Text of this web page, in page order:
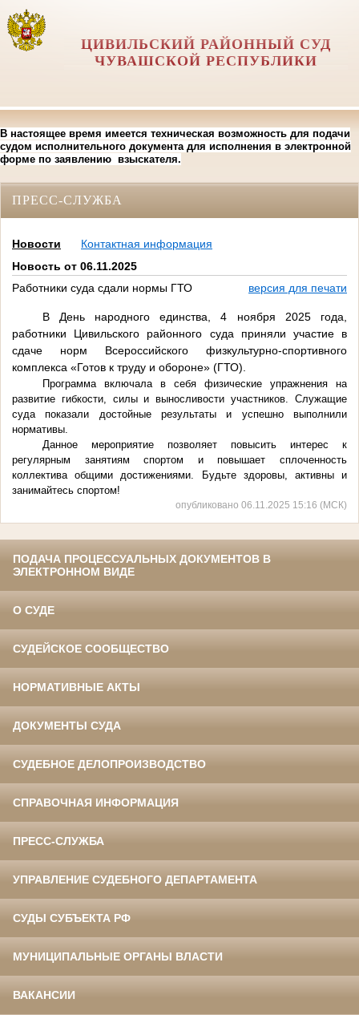
ЦИВИЛЬСКИЙ РАЙОННЫЙ СУД
ЧУВАШСКОЙ РЕСПУБЛИКИ
В настоящее время имеется техническая возможность для подачи
судом исполнительного документа для исполнения в электронной
форме по заявлению взыскателя.
ПРЕСС-СЛУЖБА
Новости
Контактная информация
Новость от 06.11.2025
Работники суда сдали нормы ГТО
версия для печати
В День народного единства, 4 ноября 2025 года,
работники Цивильского районного суда приняли участие в
сдаче норм Всероссийского физкультурно-спортивного
комплекса «Готов к труду и обороне» (ГТО).
Программа включала в себя физические упражнения на
развитие гибкости, силы и выносливости участников. Служащие
суда показали достойные результаты и успешно выполнили
нормативы.
Данное мероприятие позволяет повысить интерес к
регулярным занятиям спортом и повышает сплоченность
коллектива общими достижениями. Будьте здоровы, активны и
занимайтесь спортом!
опубликовано 06.11.2025 15:16 (МСК)
ПОДАЧА ПРОЦЕССУАЛЬНЫХ ДОКУМЕНТОВ В
ЭЛЕКТРОННОМ ВИДЕ
О СУДЕ
СУДЕЙСКОЕ СООБЩЕСТВО
НОРМАТИВНЫЕ АКТЫ
ДОКУМЕНТЫ СУДА
СУДЕБНОЕ ДЕЛОПРОИЗВОДСТВО
СПРАВОЧНАЯ ИНФОРМАЦИЯ
ПРЕСС-СЛУЖБА
УПРАВЛЕНИЕ СУДЕБНОГО ДЕПАРТАМЕНТА
СУДЫ СУБЪЕКТА РФ
МУНИЦИПАЛЬНЫЕ ОРГАНЫ ВЛАСТИ
ВАКАНСИИ